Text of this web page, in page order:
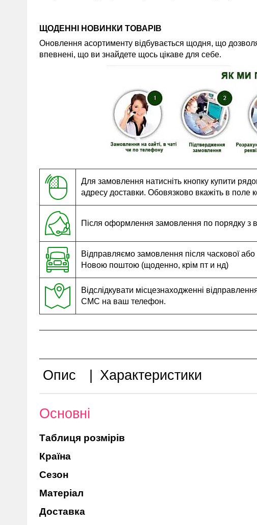
ЩОДЕННІ НОВИНКИ ТОВАРІВ
Оновлення асортименту відбувається щодня, що
впевнені, що ви знайдете щось цікаве для себе.
Для замовлення натисніть кнопку купити
адресу доставки. Обовязково вкажіть в поле
Після оформлення замовлення по порядку з
Відправляємо замовлення після часкової або
Новою поштою (щоденно, крім пт и нд)
Відслідкувати місцезнаходженні
СМС на ваш телефон.
Опис Характеристики
Основні
Таблиця розмірів
Країна
Сезон
Матеріал
Доставка